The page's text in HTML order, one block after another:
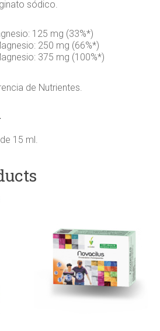
sódico.
125 mg (33%*)
250 mg (66%*)
375 mg (100%*)
de Nutrientes.
15 ml.